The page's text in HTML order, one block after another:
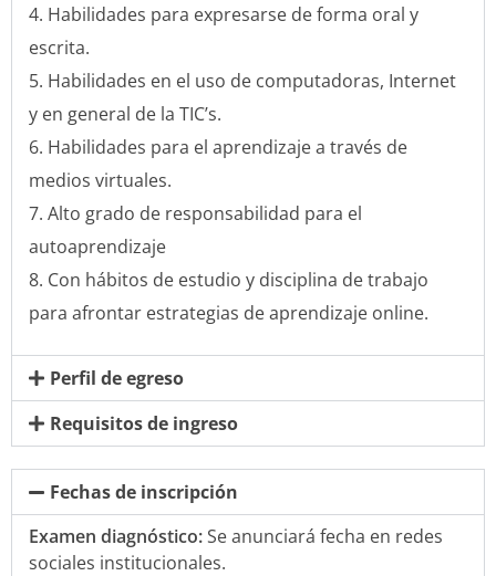
Habilidades para expresarse de forma oral y
escrita.
Habilidades en el uso de computadoras, Internet
y en general de la TIC’s.
Habilidades para el aprendizaje a través de
medios virtuales.
Alto grado de responsabilidad para el
autoaprendizaje
Con hábitos de estudio y disciplina de trabajo
para afrontar estrategias de aprendizaje online.
Perfil de egreso
Requisitos de ingreso
Fechas de inscripción
Examen diagnóstico:Se anunciará fecha en redes
sociales institucionales.